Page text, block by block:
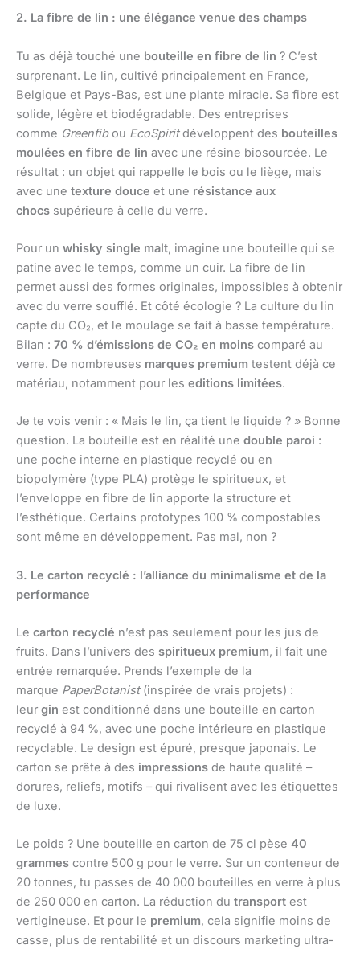
2. La fibre de lin : une élégance venue des champs
Tu as déjà touché une bouteille en fibre de lin ? C’est
surprenant. Le lin, cultivé principalement en France,
Belgique et Pays-Bas, est une plante miracle. Sa fibre est
solide, légère et biodégradable. Des entreprises
comme Greenfibou EcoSpiritdéveloppent des bouteilles
moulées en fibre de lin avec une résine biosourcée. Le
résultat : un objet qui rappelle le bois ou le liège, mais
avec une texture douce et une résistance aux
chocs supérieure à celle du verre.
Pour un whisky single malt, imagine une bouteille qui se
patine avec le temps, comme un cuir. La fibre de lin
permet aussi des formes originales, impossibles à obtenir
avec du verre soufflé. Et côté écologie ? La culture du lin
capte du CO₂, et le moulage se fait à basse température.
Bilan : 70 % d’émissions de CO₂ en moins comparé au
verre. De nombreuses marques premium testent déjà ce
matériau, notamment pour les editions limitées.
Je te vois venir : « Mais le lin, ça tient le liquide ? » Bonne
question. La bouteille est en réalité une double paroi :
une poche interne en plastique recyclé ou en
biopolymère (type PLA) protège le spiritueux, et
l’enveloppe en fibre de lin apporte la structure et
l’esthétique. Certains prototypes 100 % compostables
sont même en développement. Pas mal, non ?
3. Le carton recyclé : l’alliance du minimalisme et de la
performance
Le carton recyclé n’est pas seulement pour les jus de
fruits. Dans l’univers des spiritueux premium, il fait une
entrée remarquée. Prends l’exemple de la
marque PaperBotanist(inspirée de vrais projets) :
leur gin est conditionné dans une bouteille en carton
recyclé à 94 %, avec une poche intérieure en plastique
recyclable. Le design est épuré, presque japonais. Le
carton se prête à des impressions de haute qualité –
dorures, reliefs, motifs – qui rivalisent avec les étiquettes
de luxe.
Le poids ? Une bouteille en carton de 75 cl pèse 40
grammes contre 500 g pour le verre. Sur un conteneur de
20 tonnes, tu passes de 40 000 bouteilles en verre à plus
de 250 000 en carton. La réduction du transport est
vertigineuse. Et pour le premium, cela signifie moins de
casse, plus de rentabilité et un discours marketing ultra-